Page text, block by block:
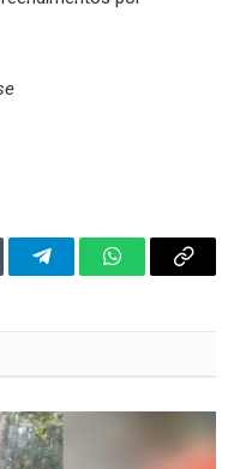
TelegramWhatsApp
Copy